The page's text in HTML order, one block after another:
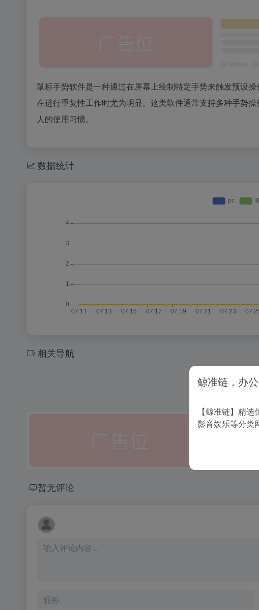
鼠标手势软件是一种通过在屏幕上绘制特定手势来触发预设
在进行重复性工作时尤为明显。这类软件通常支持多种手势
人的使用习惯。
数据统计
相关导航
没有
暂无评论
鲸准链，办
【鲸准链】精
影音娱乐等分类